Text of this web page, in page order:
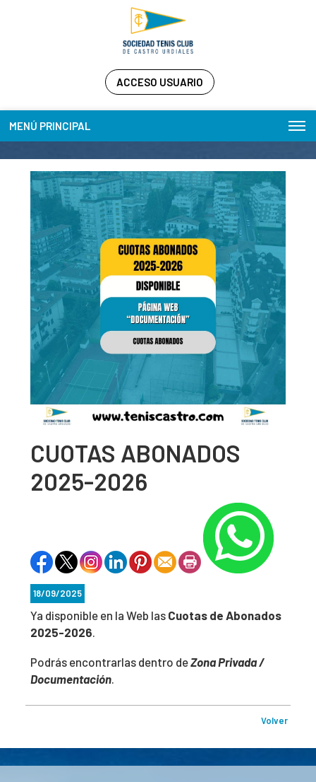
ACCESO USUARIO
MENÚ PRINCIPAL
CUOTAS ABONADOS
2025-2026
18/09/2025
Ya disponible en la Web las Cuotas de Abonados
2025-2026
Podrás encontrarlas dentro deZona Privada /
Documentación
Volver